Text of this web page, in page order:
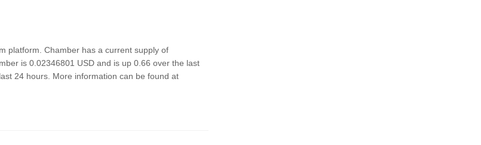
platform. Chamber has a current supply of
is 0.02346801 USD and is up 0.66 over the last
24 hours. More information can be found at